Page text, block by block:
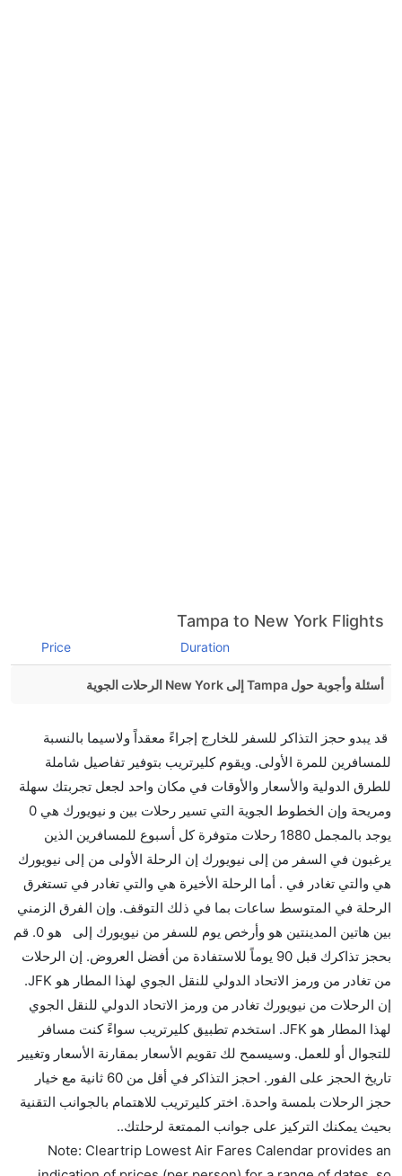
Tampa to New York Flights
Duration
Price
أسئلة وأجوبة حول Tampa إلى New York الرحلات الجوية
إلىنيويورك مما تستغرقه الخطوط الجوية الأخرى؟
نعم. توفر كل من أسرع رحلات الطيران على هذا الطريق،
هل توفر شركات الطيران مساحة إضافية للنوم؟
كثير من خطوط طيران درجة رجال الأعمال توفر مساحة
إضافية للنوم.
هل يمكنني حمل طعامي الخاص؟
نعم، يمكنك حمل طعامك الخاص، و لكن يجب أن يكون معبئا
بشكل جيد.
هل سيقدم لي الكحول على متن رحلة من إلى نيويورك؟
لا تقدم شركة الطيران الكحول على متن رحلة داخلية. يتم
تقديم الكحول على متن الرحلات الدولية فقط.
ما متوسط أسعار رحلة الدرجة الاقتصادية من إلى نيويورك؟
تتراوح أسعار رحلة الدرجة الاقتصادية من AED 0 إلى AED
هل اختيار إنجاز إجراءات السفر عبر الإنترنت متاح في رحلة
إلى نيويورك؟
قد يبدو حجز التذاكر للسفر للخارج إجراءً معقداً ولاسيما بالنسبة
للمسافرين للمرة الأولى. ويقوم كليرتريب بتوفير تفاصيل شاملة
للطرق الدولية والأسعار والأوقات في مكان واحد لجعل تجربتك سهلة
ومريحة وإن الخطوط الجوية التي تسير رحلات بين و نيويورك هي 0
يوجد بالمجمل 1880 رحلات متوفرة كل أسبوع للمسافرين الذين
يرغبون في السفر من إلى نيويورك إن الرحلة الأولى من إلى نيويورك
هي والتي تغادر في . أما الرحلة الأخيرة هي والتي تغادر في تستغرق
الرحلة في المتوسط ساعات بما في ذلك التوقف. وإن الفرق الزمني
بين هاتين المدينتين هو وأرخص يوم للسفر من نيويورك إلى هو 0. قم
بحجز تذاكرك قبل 90 يوماً للاستفادة من أفضل العروض. إن الرحلات
من تغادر من ورمز الاتحاد الدولي للنقل الجوي لهذا المطار هو JFK.
إن الرحلات من نيويورك تغادر من ورمز الاتحاد الدولي للنقل الجوي
لهذا المطار هو JFK. استخدم تطبيق كليرتريب سواءً كنت مسافر
للتجوال أو للعمل. وسيسمح لك تقويم الأسعار بمقارنة الأسعار وتغيير
تاريخ الحجز على الفور. احجز التذاكر في أقل من 60 ثانية مع خيار
حجز الرحلات بلمسة واحدة. اختر كليرتريب للاهتمام بالجوانب التقنية
بحيث يمكنك التركيز على جوانب الممتعة لرحلتك..
Note: Cleartrip Lowest Air Fares Calendar provides an